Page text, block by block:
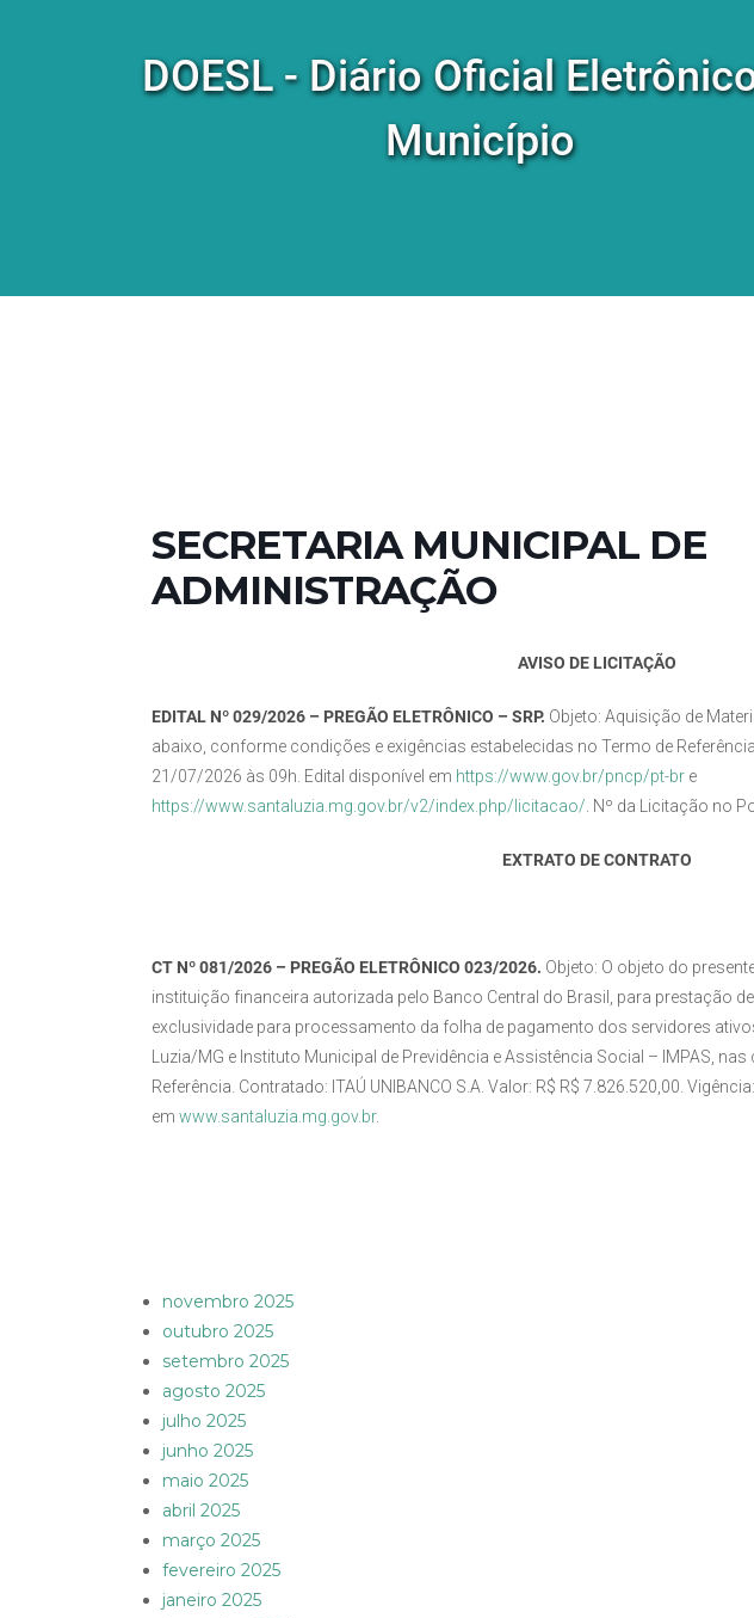
DOESL - Diário Oficial
Município
SECRETARIA MUNICIPAL DE
ADMINISTRAÇÃO
AVISO DE LICITAÇÃO
EDITAL Nº 029/2026 – PREGÃO ELETRÔNICO – SRP. Objeto: Aquisição de
abaixo, conforme condições e exigências estabelecidas no Termo de
21/07/2026 às 09h. Edital disponível em https://www.gov.br/pncp/pt-br e
https://www.santaluzia.mg.gov.br/v2/index.php/licitacao/. Nº da Licitação no
EXTRATO DE CONTRATO
CT Nº 081/2026 – PREGÃO ELETRÔNICO 023/2026. Objeto: O objeto do
instituição financeira autorizada pelo Banco Central do Brasil, para prestação
exclusividade para processamento da folha de pagamento dos servidores
Luzia/MG e Instituto Municipal de Previdência e Assistência Social – IMPAS,
Referência. Contratado: ITAÚ UNIBANCO S.A. Valor: R$ R$ 7.826.520,00.
em www.santaluzia.mg.gov.br.
novembro 2025
outubro 2025
setembro 2025
agosto 2025
julho 2025
junho 2025
maio 2025
abril 2025
março 2025
fevereiro 2025
janeiro 2025